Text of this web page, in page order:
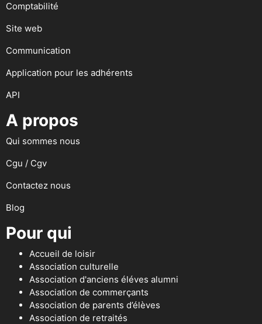
Comptabilité
Site web
Communication
Application pour les adhérents
API
A propos
Qui sommes nous
Cgu / Cgv
Contactez nous
Blog
Pour qui
Accueil de loisir
Association culturelle
Association d'anciens éléves alumni
Association de commerçants
Association de parents d’élèves
Association de retraités